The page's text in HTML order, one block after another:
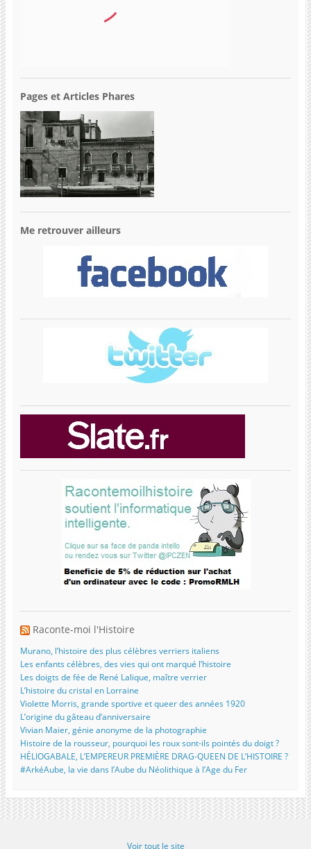
Pages et Articles Phares
Me retrouver ailleurs
Raconte-moi l'Histoire
Murano, l’histoire des plus célèbres verriers italiens
Les enfants célèbres, des vies qui ont marqué l’histoire
Les doigts de fée de René Lalique, maître verrier
L’histoire du cristal en Lorraine
Violette Morris, grande sportive et queer des années 1920
L’origine du gâteau d’anniversaire
Vivian Maier, génie anonyme de la photographie
Histoire de la rousseur, pourquoi les roux sont-ils pointés du doigt ?
HÉLIOGABALE, L’EMPEREUR PREMIÈRE DRAG-QUEEN DE L’HISTOIRE ?
#ArkéAube, la vie dans l’Aube du Néolithique à l’Age du Fer
Voir tout le site